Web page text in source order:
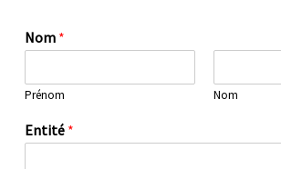
Nom *
Prénom Nom
Entité *